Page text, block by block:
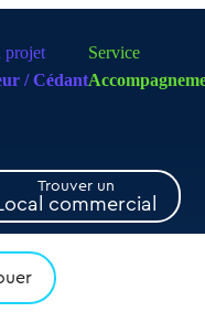
projet
/ Cédant
Service
Trouver un
commercial